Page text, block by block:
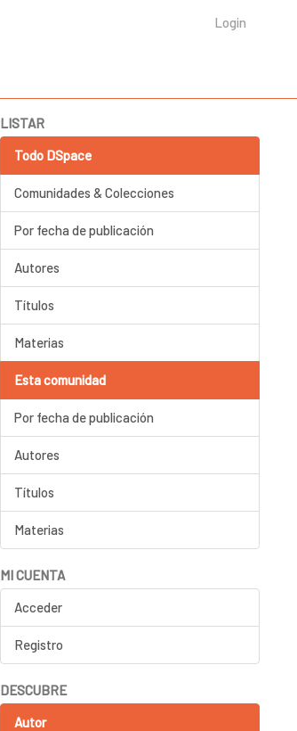
Login
LISTAR
Todo DSpace
Comunidades & Colecciones
Por fecha de publicación
Autores
Títulos
Materias
Esta comunidad
Por fecha de publicación
Autores
Títulos
Materias
MI CUENTA
Acceder
Registro
DESCUBRE
Autor